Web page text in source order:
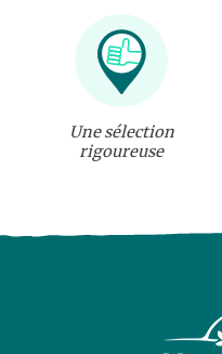
Une sélection
rigoureuse